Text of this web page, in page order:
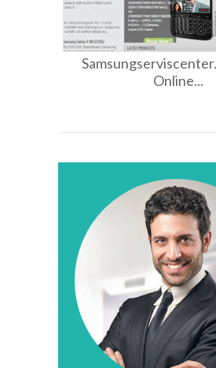
Online...